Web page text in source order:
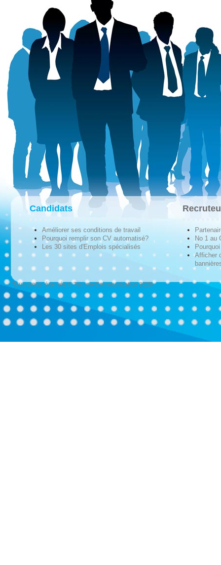
Candidats
Améliorer ses conditions de travail
Pourquoi remplir son CV automatisé?
Les 30 sites d'Emplois spécialisés
No 1 au
Afficher
Tous droits réservés © Techno-Communication 2026